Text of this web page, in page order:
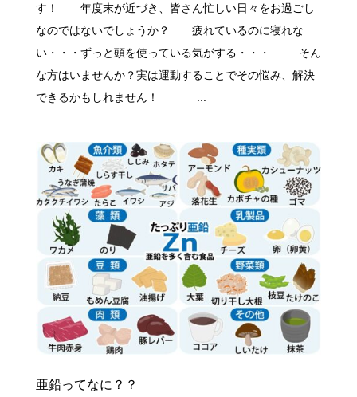
す！ 年度末が近づき、皆さん忙しい日々をお過ごし
なのではないでしょうか？ 疲れているのに寝れな
い・・・ずっと頭を使っている気がする・・・ そん
な方はいませんか？実は運動することでその悩み、解決
できるかもしれません！ ...
亜鉛ってなに？？